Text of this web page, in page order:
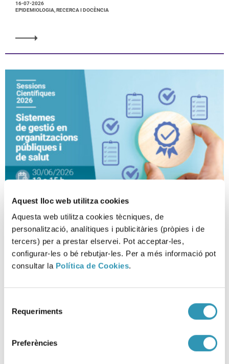
Aquest lloc web utilitza cookies
Aquesta web utilitza cookies tècniques, de
personalització, analítiques i publicitàries (pròpies i de
tercers) per a prestar elservei. Pot acceptar-les,
configurar-les o bé rebutjar-les. Per a més informació pot
consultar la Política de Cookies.
Requeriments
Preferències
16-07-2026
EPIDEMIOLOGIA, RECERCA I DOCÈNCIA
Sistemes de gestió en
organitzacions públiques
SESSIONS CIENTÍFIQUES, RECERCA I DOCÈNCIA